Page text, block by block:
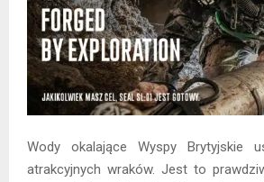
Wody okalające Wyspy Brytyjskie
atrakcyjnych wraków. Jest to